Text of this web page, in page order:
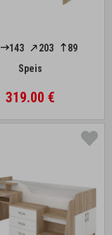
143 203
89
Speis
319.00 €